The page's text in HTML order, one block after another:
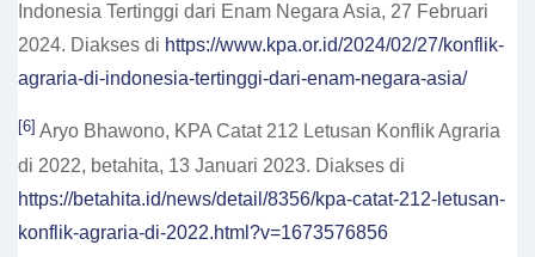
Indonesia Tertinggi dari Enam Negara Asia, 27 Februari
2024. Diakses di https://www.kpa.or.id/2024/02/27/konflik-
agraria-di-indonesia-tertinggi-dari-enam-negara-asia/
[6] Aryo Bhawono, KPA Catat 212 Letusan Konflik Agraria
di 2022, betahita, 13 Januari 2023. Diakses di
https://betahita.id/news/detail/8356/kpa-catat-212-letusan-
konflik-agraria-di-2022.html?v=1673576856